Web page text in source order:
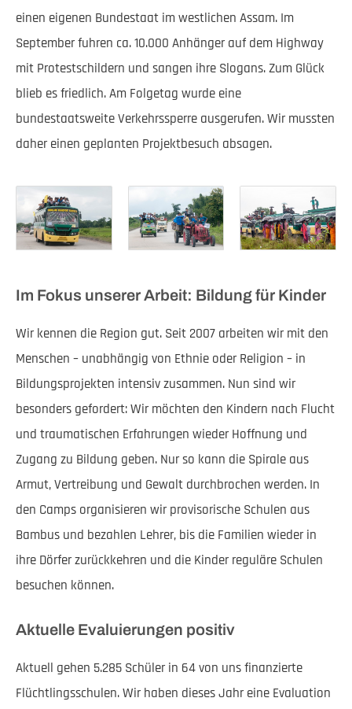
einen eigenen Bundestaat im westlichen Assam. Im
September fuhren ca. 10.000 Anhänger auf dem Highway
mit Protestschildern und sangen ihre Slogans. Zum Glück
blieb es friedlich. Am Folgetag wurde eine
bundestaatsweite Verkehrssperre ausgerufen. Wir mussten
daher einen geplanten Projektbesuch absagen.
Im Fokus unserer Arbeit: Bildung für Kinder
Wir kennen die Region gut. Seit 2007 arbeiten wir mit den
Menschen – unabhängig von Ethnie oder Religion – in
Bildungsprojekten intensiv zusammen. Nun sind wir
besonders gefordert: Wir möchten den Kindern nach Flucht
und traumatischen Erfahrungen wieder Hoffnung und
Zugang zu Bildung geben. Nur so kann die Spirale aus
Armut, Vertreibung und Gewalt durchbrochen werden. In
den Camps organisieren wir provisorische Schulen aus
Bambus und bezahlen Lehrer, bis die Familien wieder in
ihre Dörfer zurückkehren und die Kinder reguläre Schulen
besuchen können.
Aktuelle Evaluierungen positiv
Aktuell gehen 5.285 Schüler in 64 von uns finanzierte
Flüchtlingsschulen. Wir haben dieses Jahr eine Evaluation